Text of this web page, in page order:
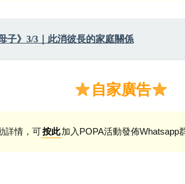
子》3/3｜此消彼長的家庭關係
自家廣告
詳情，可按此加入POPA活動發佈Whatsapp